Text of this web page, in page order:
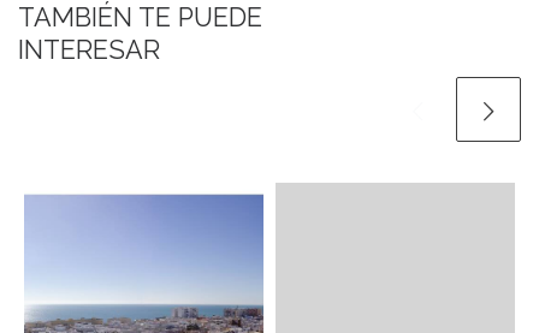
TAMBIÉN TE PUEDE
INTERESAR